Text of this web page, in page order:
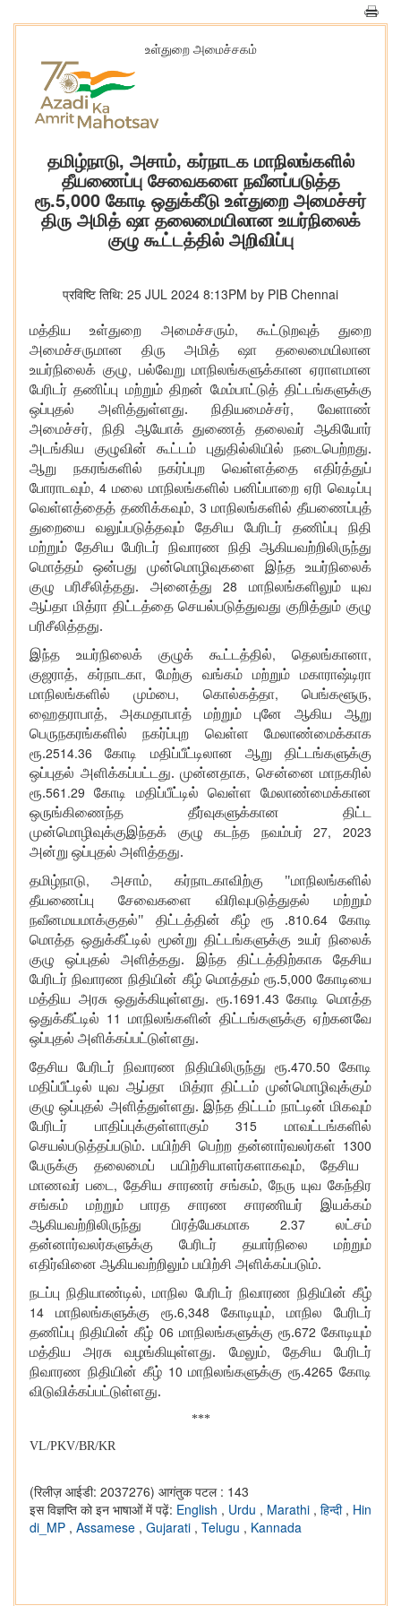
உள்துறை அமைச்சகம்
தமிழ்நாடு, அசாம், கர்நாடக மாநிலங்களில்
தீயணைப்பு சேவைகளை நவீனப்படுத்த
ரூ.5,000 கோடி ஒதுக்கீடு உள்துறை அமைச்சர்
திரு அமித் ஷா தலைமையிலான உயர்நிலைக்
குழு கூட்டத்தில் அறிவிப்பு
प्रविष्टि तिथि: 25 JUL 2024 8:13PM by PIB Chennai
மத்திய உள்துறை அமைச்சரும்,
கூட்டுறவுத் துறை
அமைச்சருமான திரு அமித் ஷா தலைமையிலான
உயர்நிலைக் குழு, பல்வேறு மாநிலங்களுக்கான ஏராளமான
பேரிடர் தணிப்பு மற்றும் திறன் மேம்பாட்டுத் திட்டங்களுக்கு
ஒப்புதல் அளித்துள்ளது. நிதியமைச்சர்,வேளாண்
அமைச்சர், நிதி ஆயோக் துணைத் தலைவர் ஆகியோர்
அடங்கிய குழுவின் கூட்டம் புதுதில்லியில் நடைபெற்றது.
ஆறு நகரங்களில் நகர்ப்புற வெள்ளத்தை எதிர்த்துப்
போராடவும், 4 மலை மாநிலங்களில் பனிப்பாறை ஏரி வெடிப்பு
வெள்ளத்தைத் தணிக்கவும், 3 மாநிலங்களில் தீயணைப்புத்
துறையை வலுப்படுத்தவும் தேசிய பேரிடர் தணிப்பு நிதி
மற்றும் தேசிய பேரிடர் நிவாரண நிதி ஆகியவற்றிலிருந்து
மொத்தம் ஒன்பது முன்மொழிவுகளை இந்த உயர்நிலைக்
குழு பரிசீலித்தது. அனைத்து28 மாநிலங்களிலும் யுவ
ஆப்தா மித்ரா திட்டத்தை செயல்படுத்துவதுகுறித்தும் குழு
பரிசீலித்தது.
இந்த உயர்நிலைக் குழுக் கூட்டத்தில், தெலங்கானா,
குஜராத், கர்நாடகா, மேற்கு வங்கம் மற்றும் மகாராஷ்டிரா
மாநிலங்களில் மும்பை, கொல்கத்தா,பெங்களூரு,
ஹைதராபாத், அகமதாபாத் மற்றும் புனே ஆகிய ஆறு
பெருநகரங்களில் நகர்ப்புற வெள்ள மேலாண்மைக்காக
ரூ.2514.36 கோடி மதிப்பீட்டிலான ஆறு திட்டங்களுக்கு
ஒப்புதல் அளிக்கப்பட்டது. முன்னதாக, சென்னை மாநகரில்
ரூ.561.29 கோடி மதிப்பீட்டில் வெள்ள மேலாண்மைக்கான
ஒருங்கிணைந்த தீர்வுகளுக்கான திட்ட
முன்மொழிவுக்குஇந்தக் குழு கடந்த நவம்பர்27, 2023
அன்று ஒப்புதல் அளித்தது.
தமிழ்நாடு,அசாம்,
கர்நாடகாவிற்கு "மாநிலங்களில்
தீயணைப்பு சேவைகளை விரிவுபடுத்துதல் மற்றும்
நவீனமயமாக்குதல்" திட்டத்தின் கீழ் ரூ .810.64 கோடி
மொத்த ஒதுக்கீட்டில் மூன்று திட்டங்களுக்கு உயர் நிலைக்
குழு ஒப்புதல் அளித்தது. இந்த திட்டத்திற்காக தேசிய
பேரிடர் நிவாரண நிதியின் கீழ் மொத்தம் ரூ.5,000 கோடியை
மத்திய அரசு ஒதுக்கியுள்ளது. ரூ.1691.43 கோடி மொத்த
ஒதுக்கீட்டில் 11
மாநிலங்களின் திட்டங்களுக்கு ஏற்கனவே
ஒப்புதல் அளிக்கப்பட்டுள்ளது.
தேசிய பேரிடர் நிவாரண நிதியிலிருந்து ரூ.470.50 கோடி
மதிப்பீட்டில் யுவ ஆப்தா மித்ரா திட்டம் முன்மொழிவுக்கும்
குழு ஒப்புதல் அளித்துள்ளது. இந்த திட்டம் நாட்டின் மிகவும்
பேரிடர் பாதிப்புக்குள்ளாகும்315 மாவட்டங்களில்
செயல்படுத்தப்படும். பயிற்சி பெற்ற தன்னார்வலர்கள் 1300
பேருக்கு தலைமைப் பயிற்சியாளர்களாகவும்,தேசிய
மாணவர் படை, தேசிய சாரணர் சங்கம், நேரு யுவ கேந்திர
சங்கம் மற்றும் பாரத சாரண சாரணியர் இயக்கம்
ஆகியவற்றிலிருந்து பிரத்யேகமாக 2.37 லட்சம்
தன்னார்வலர்களுக்கு பேரிடர் தயார்நிலை மற்றும்
எதிர்வினை ஆகியவற்றிலும் பயிற்சி அளிக்கப்படும்.
நடப்பு நிதியாண்டில்,மாநில பேரிடர் நிவாரண நிதியின் கீழ்
14 மாநிலங்களுக்கு ரூ.6,348 கோடியும், மாநில பேரிடர்
தணிப்பு நிதியின் கீழ் 06 மாநிலங்களுக்கு ரூ.672 கோடியும்
மத்திய அரசு வழங்கியுள்ளது. மேலும், தேசிய பேரிடர்
நிவாரண நிதியின் கீழ் 10 மாநிலங்களுக்கு ரூ.4265 கோடி
விடுவிக்கப்பட்டுள்ளது.
***
VL/PKV/BR/KR
(रिलीज़ आईडी: 2037276) आगंतुक पटल : 143
इस विज्ञप्ति को इन भाषाओं में पढ़ें: English , Urdu , Marathi , हिन्दी , Hin
di_MP , Assamese , Gujarati , Telugu , Kannada